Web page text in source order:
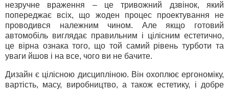
незручне враження – це тривожний дзвінок, який
попереджає всіх, що жоден процес проектування не
проводився належним чином. Але якщо готовий
автомобіль виглядає правильним і цілісним естетично,
це вірна ознака того, що той самий рівень турботи та
уваги йшов і на все, чого ви не бачите.
Дизайн є цілісною дисципліною. Він охоплює ергономіку,
вартість, масу, виробництво, а також естетику, і добре